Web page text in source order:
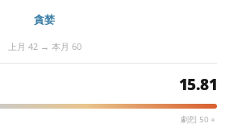
貪婪
上月 42 → 本月 60
15.81
劇烈 50＋